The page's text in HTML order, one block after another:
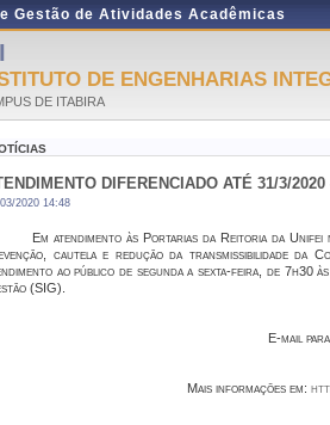
Gestão de Atividades Acadêmicas
DE ENGENHARIAS
DE ITABIRA
DIFERENCIADO ATÉ 31/3/2020
2020 14:48
Em atendimento às Portarias da Reitoria da
cautela e redução da transmissibilidade da
ao público de segunda a sexta-feira, de 7h30
(SIG).
E-mail
Mais informações em: